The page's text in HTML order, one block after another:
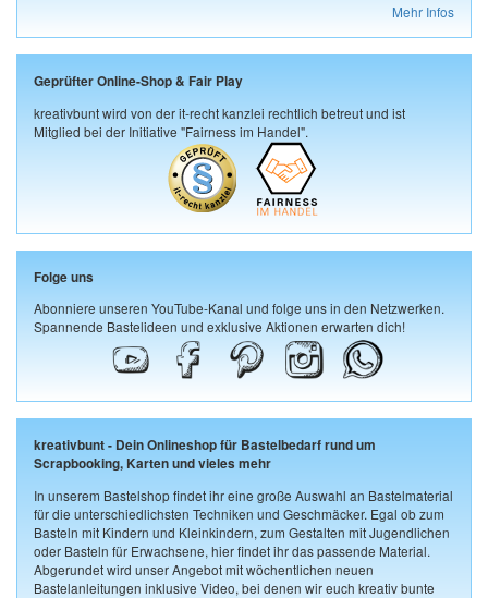
Mehr Infos
Geprüfter Online-Shop & Fair Play
kreativbunt wird von der it-recht kanzlei rechtlich betreut und ist
Mitglied bei der Initiative "Fairness im Handel".
Folge uns
Abonniere unseren YouTube-Kanal und folge uns in den Netzwerken.
Spannende Bastelideen und exklusive Aktionen erwarten dich!
kreativbunt - Dein Onlineshop für Bastelbedarf rund um
Scrapbooking, Karten und vieles mehr
In unserem Bastelshop findet ihr eine große Auswahl an Bastelmaterial
für die unterschiedlichsten Techniken und Geschmäcker. Egal ob zum
Basteln mit Kindern und Kleinkindern, zum Gestalten mit Jugendlichen
oder Basteln für Erwachsene, hier findet ihr das passende Material.
Abgerundet wird unser Angebot mit wöchentlichen neuen
Bastelanleitungen inklusive Video, bei denen wir euch kreativ bunte